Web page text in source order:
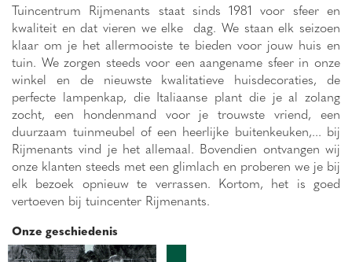
Tuincentrum Rijmenants staat sinds 1981 voor sfeer en
kwaliteit en dat vieren we elke dag. We staan elk seizoen
klaar om je het allermooiste te bieden voor jouw huis en
tuin. We zorgen steeds voor een aangename sfeer in onze
winkel en de nieuwste kwalitatieve huisdecoraties, de
perfecte lampenkap, die Italiaanse plant die je al zolang
zocht, een hondenmand voor je trouwste vriend, een
duurzaam tuinmeubel of een heerlijke buitenkeuken,... bij
Rijmenants vind je het allemaal. Bovendien ontvangen wij
onze klanten steeds met een glimlach en proberen we je bij
elk bezoek opnieuw te verrassen. Kortom, het is goed
vertoeven bij tuincenter Rijmenants.
Onze geschiedenis